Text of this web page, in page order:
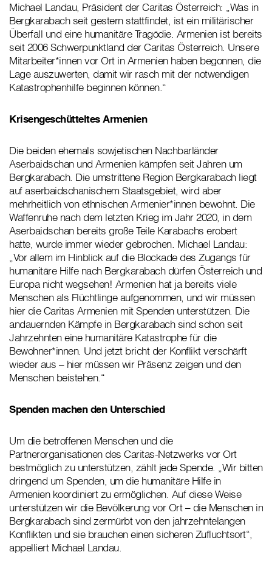
Michael Landau, Präsident der Caritas Österreich: „Was in
Bergkarabach seit gestern stattfindet, ist ein militärischer
Überfall und eine humanitäre Tragödie. Armenien ist bereits
seit 2006 Schwerpunktland der Caritas Österreich. Unsere
Mitarbeiter*innen vor Ort in Armenien haben begonnen, die
Lage auszuwerten, damit wir rasch mit der notwendigen
Katastrophenhilfe beginnen können.“
Krisengeschütteltes Armenien
Die beiden ehemals sowjetischen Nachbarländer
Aserbaidschan und Armenien kämpfen seit Jahren um
Bergkarabach. Die umstrittene Region Bergkarabach liegt
auf aserbaidschanischem Staatsgebiet, wird aber
mehrheitlich von ethnischen Armenier*innen bewohnt. Die
Waffenruhe nach dem letzten Krieg im Jahr 2020, in dem
Aserbaidschan bereits große Teile Karabachs erobert
hatte, wurde immer wieder gebrochen. Michael Landau:
„Vor allem im Hinblick auf die Blockade des Zugangs für
humanitäre Hilfe nach Bergkarabach dürfen Österreich und
Europa nicht wegsehen! Armenien hat ja bereits viele
Menschen als Flüchtlinge aufgenommen, und wir müssen
hier die Caritas Armenien mit Spenden unterstützen. Die
andauernden Kämpfe in Bergkarabach sind schon seit
Jahrzehnten eine humanitäre Katastrophe für die
Bewohner*innen. Und jetzt bricht der Konflikt verschärft
wieder aus – hier müssen wir Präsenz zeigen und den
Menschen beistehen.“
Spenden machen den Unterschied
Um die betroffenen Menschen und die
Partnerorganisationen des Caritas-Netzwerks vor Ort
bestmöglich zu unterstützen, zählt jede Spende. „Wir bitten
dringend um Spenden, um die humanitäre Hilfe in
Armenien koordiniert zu ermöglichen. Auf diese Weise
unterstützen wir die Bevölkerung vor Ort – die Menschen in
Bergkarabach sind zermürbt von den jahrzehntelangen
Konflikten und sie brauchen einen sicheren Zufluchtsort“,
appelliert Michael Landau.